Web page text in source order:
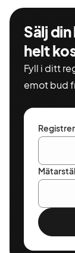
Sälj
helt
Fyll i ditt
emot bud